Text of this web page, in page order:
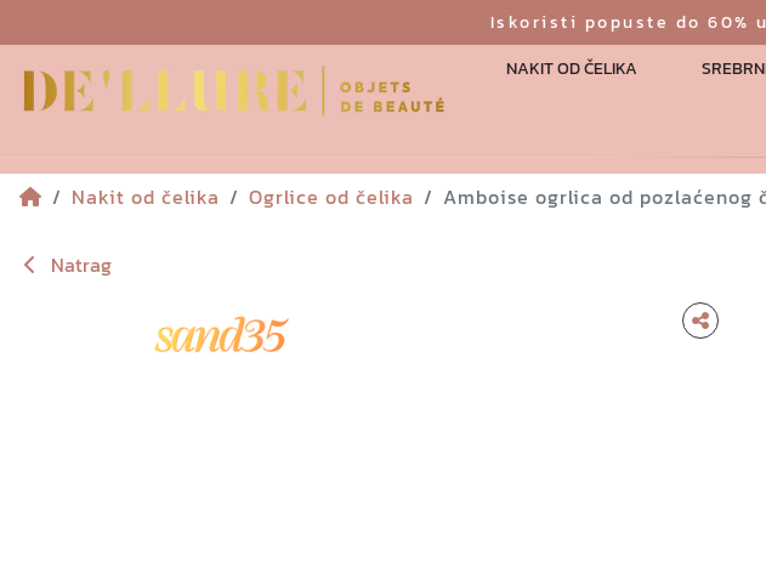
Iskoristi popuste do 60%
NAKIT OD ČELIKA
Nakit od čelika
Ogrlice od čelika Amboise ogrlica od pozlaćenog
Natrag